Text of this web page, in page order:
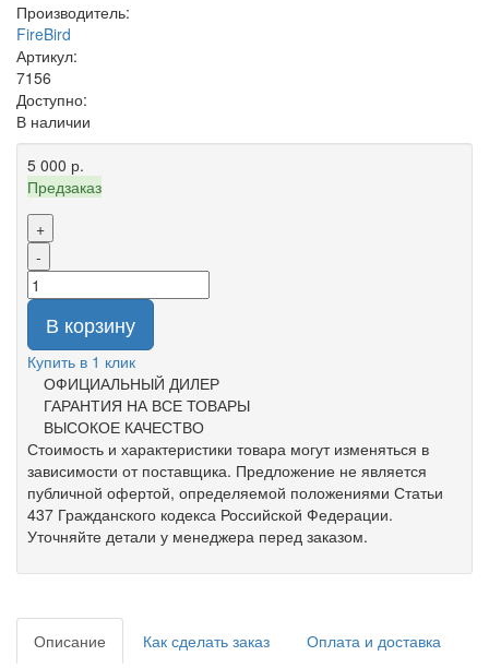
Производитель:
FireBird
Артикул:
7156
Доступно:
В наличии
5 000 р.
Предзаказ
+
-
В корзину
Купить в 1 клик
ОФИЦИАЛЬНЫЙ ДИЛЕР
ГАРАНТИЯ НА ВСЕ ТОВАРЫ
ВЫСОКОЕ КАЧЕСТВО
Стоимость и характеристики товара могут изменяться в
зависимости от поставщика. Предложение не является
публичной офертой, определяемой положениями Статьи
437 Гражданского кодекса Российской Федерации.
Уточняйте детали у менеджера перед заказом.
Описание Как сделать заказ Оплата и доставка